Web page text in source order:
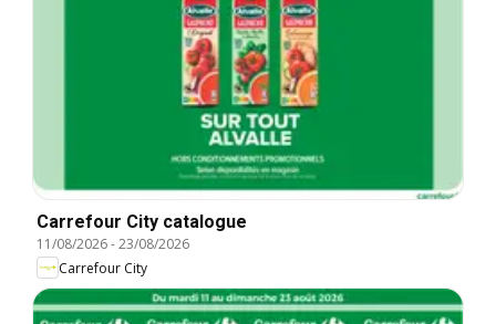
Carrefour City catalogue
11/08/2026-23/08/2026
Carrefour City